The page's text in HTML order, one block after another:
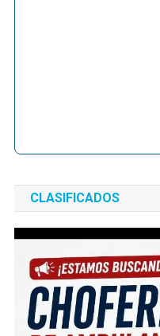
CLASIFICADOS